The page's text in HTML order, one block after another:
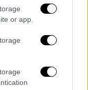
or app.
προσελκύσει
το 2021
έναντι 78,4
εικονοκλάστη